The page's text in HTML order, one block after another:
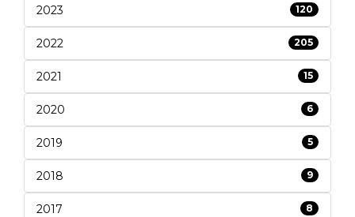
2023 120
2022 205
2021 15
2020 6
2019 5
2018 9
2017 8